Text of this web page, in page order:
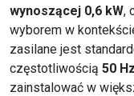
wynoszącej 0,6 kW,
wyborem w
zasilane jest
częstotliwością 50 Hz
zainstalować w